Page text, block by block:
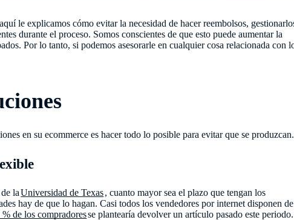
le explicamos cómo evitar la necesidad de hacer reembolsos,
durante el proceso. Somos conscientes de que esto puede aumentar la
Por lo tanto, si podemos asesorarle en cualquier cosa relacionada con
en su ecommerce es hacer todo lo posible para evitar que se produzcan.
laUniversidad de Texas, cuanto mayor sea el plazo que tengan los
hay de que lo hagan. Casi todos los vendedores por internet disponen de
% de los compradoresse plantearía devolver un artículo pasado este periodo.